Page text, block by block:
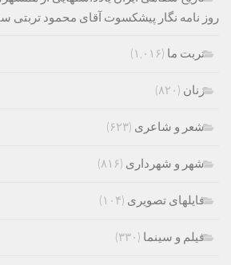
روز نامه نگار پیشکسوت آقای محمود تربتی
تربت ما (۱,۰۱۶)
زنان (۸۲۰)
شعر و شاعری (۶۲۳)
شهر و شهرداری (۸۱۶)
فایلهای تصویری (۱۰۴)
فیلم و سینما (۳۳۰)